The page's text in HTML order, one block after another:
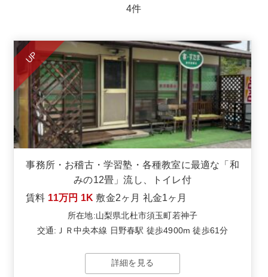
4件
UP
事務所・お稽古・学習塾・各種教室に最適な「和
みの12畳」流し、トイレ付
賃料 11万円 1K 敷金2ヶ月 礼金1ヶ月
所在地:山梨県北杜市須玉町若神子
交通:ＪＲ中央本線 日野春駅 徒歩4900m 徒歩61分
詳細を見る